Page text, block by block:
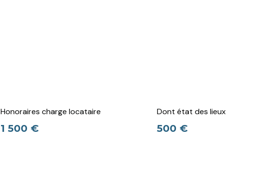
Honoraires charge locataire
1 500 €
Dont état des lieux
500 €